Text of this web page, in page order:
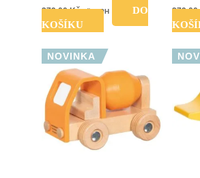
279,00Kč vč. DPH
DO
KOŠÍKU
279,00
NOVINKA